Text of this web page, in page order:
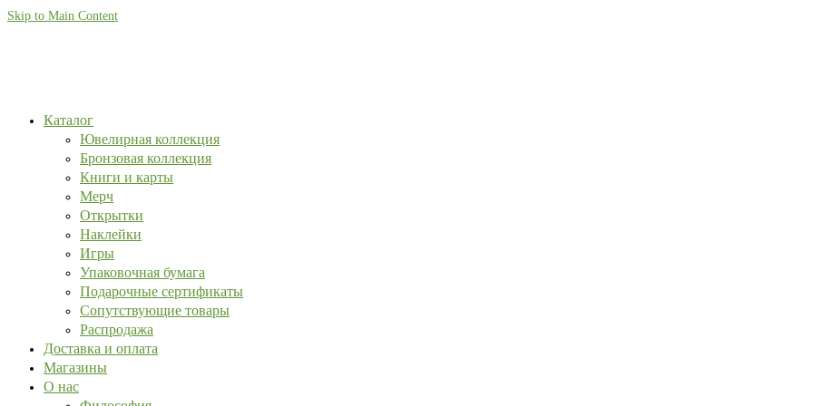
Skip to Main Content
Каталог
Ювелирная коллекция
Бронзовая коллекция
Книги и карты
Мерч
Открытки
Наклейки
Игры
Упаковочная бумага
Подарочные сертификаты
Сопутствующие товары
Распродажа
Доставка и оплата
Магазины
О нас